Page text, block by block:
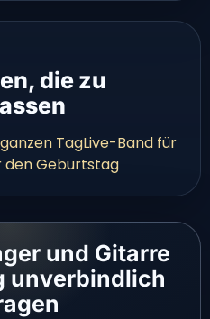
die zu
TagLive-Band für
den Geburtstag
und Gitarre
unverbindlich